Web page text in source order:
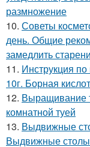
размножение
10. Советы
день. Общие
замедлить
11. Инструкция
10г. Борная
12. Выращивание
комнатной туей
13. Выдвижные
Выдвижные столы